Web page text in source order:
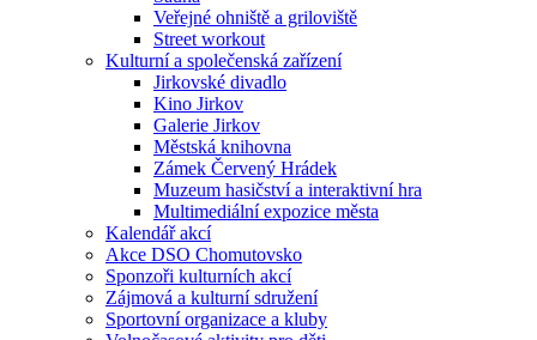
Veřejné ohniště a griloviště
Street workout
Kulturní a společenská zařízení
Jirkovské divadlo
Kino Jirkov
Galerie Jirkov
Městská knihovna
Zámek Červený Hrádek
Muzeum hasičství a interaktivní hra
Multimediální expozice města
Kalendář akcí
Akce DSO Chomutovsko
Sponzoři kulturních akcí
Zájmová a kulturní sdružení
Sportovní organizace a kluby